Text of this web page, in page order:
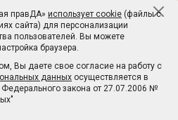
правДА»использует cookie (файлы с
сайта) для персонализации сервисов
Вы можете запретить обработку
Вы даете свое согласие на работу с
правДА» использует cookie (файлы с
сайта) для персонализации
пользователей. Вы можете
браузера.
Вы даете свое согласие на работу с
данных осуществляется в
закона от 27.07.2006 №